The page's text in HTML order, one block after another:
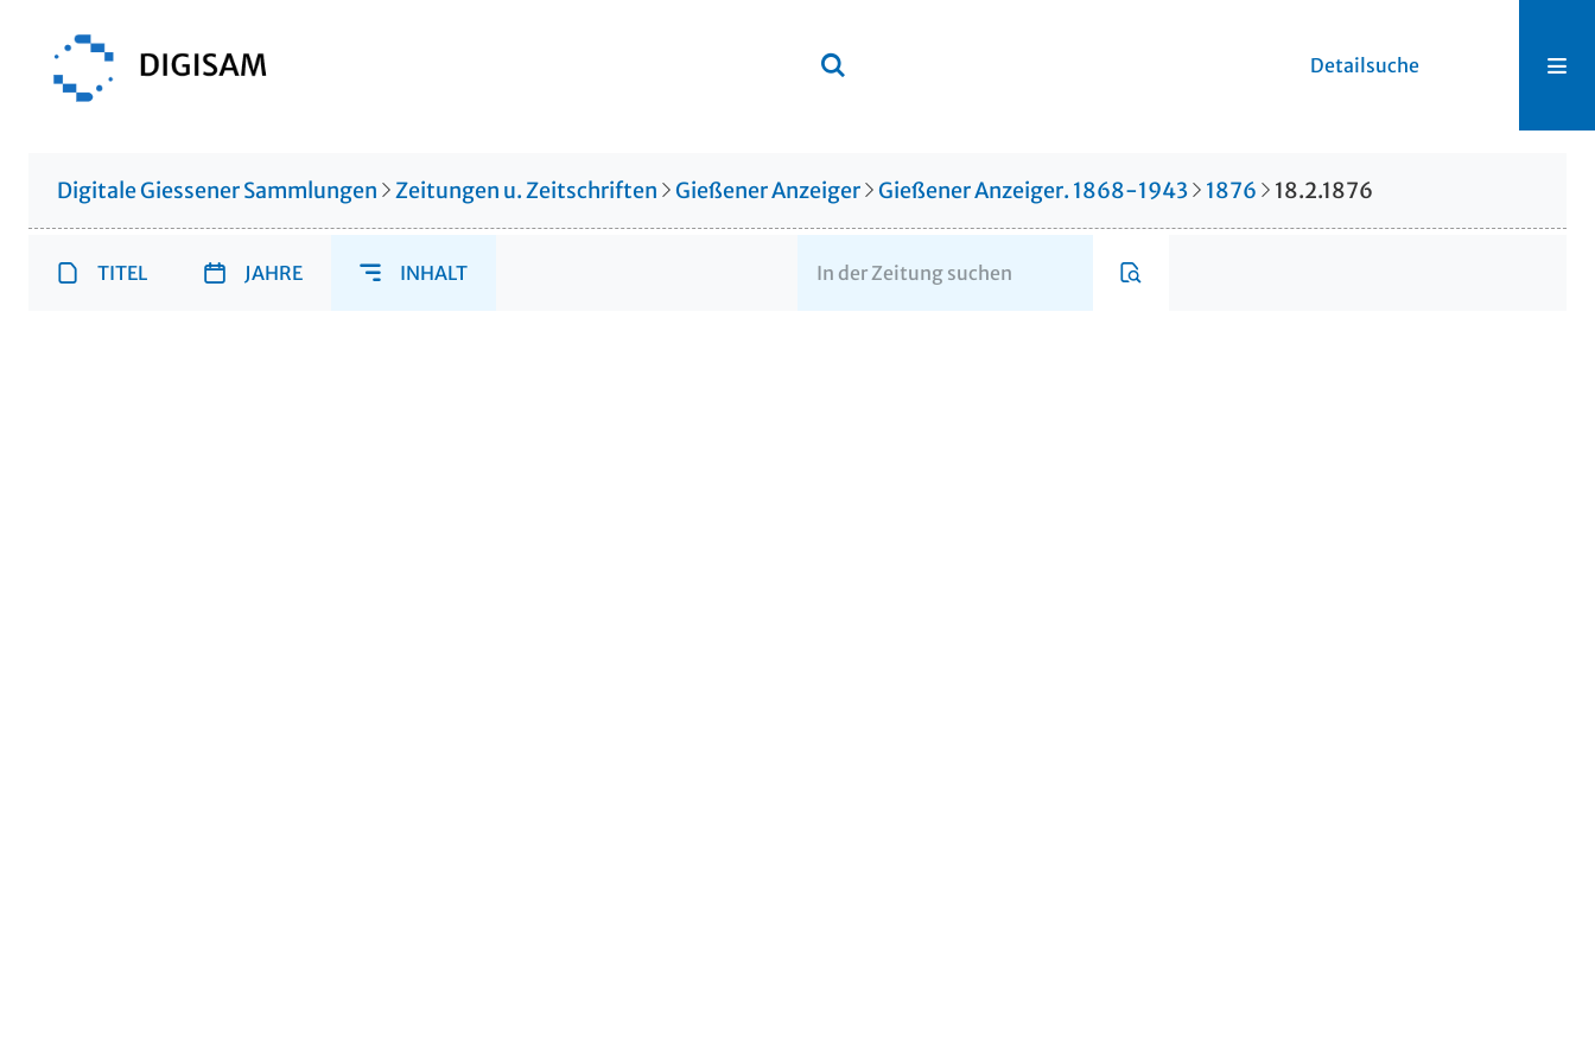
Detailsuche
Digitale Giessener Sammlungen Zeitungen u. Zeitschriften Gießener Anzeiger Gießener Anzeiger. 1868-1943 1876 18.2.1876
TITEL JAHRE INHALT